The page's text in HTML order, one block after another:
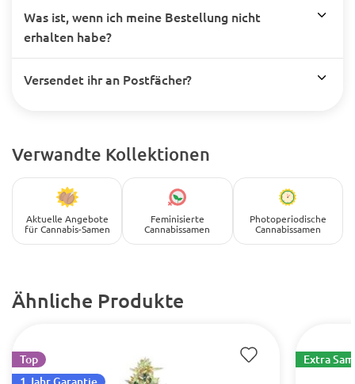
Was ist, wenn ich meine Bestellung nicht
erhalten habe?
Versendet ihr an Postfächer?
Verwandte Kollektionen
Aktuelle Angebote
für Cannabis-Samen
Feminisierte
Cannabissamen
Photoperiodische
Cannabissamen
Ähnliche Produkte
Top
Extra